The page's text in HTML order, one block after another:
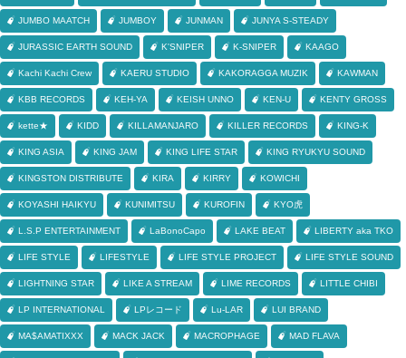
JUMBO MAATCH JUMBOY JUNMAN JUNYA S-STEADY
JURASSIC EARTH SOUND K'SNIPER K-SNIPER KAAGO
Kachi Kachi Crew KAERU STUDIO KAKORAGGA MUZIK KAWMAN
KBB RECORDS KEH-YA KEISH UNNO KEN-U KENTY GROSS
kette★ KIDD KILLAMANJARO KILLER RECORDS KING-K
KING ASIA KING JAM KING LIFE STAR KING RYUKYU SOUND
KINGSTON DISTRIBUTE KIRA KIRRY KOWICHI
KOYASHI HAIKYU KUNIMITSU KUROFIN KYO虎
L.S.P ENTERTAINMENT LaBonoCapo LAKE BEAT LIBERTY aka TKO
LIFE STYLE LIFESTYLE LIFE STYLE PROJECT LIFE STYLE SOUND
LIGHTNING STAR LIKE A STREAM LIME RECORDS LITTLE CHIBI
LP INTERNATIONAL LPレコード Lu-LAR LUI BRAND
MA$AMATIXXX MACK JACK MACROPHAGE MAD FLAVA